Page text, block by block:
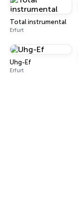
Total instrumental
Erfurt
Uhg-Ef
Erfurt